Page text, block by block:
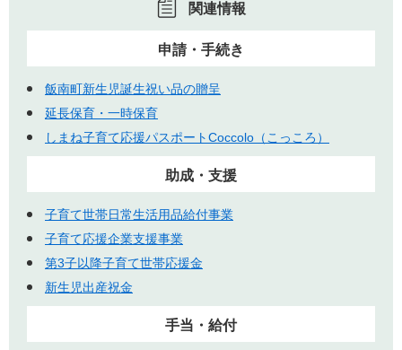
関連情報
申請・手続き
飯南町新生児誕生祝い品の贈呈
延長保育・一時保育
しまね子育て応援パスポートCoccolo（こっころ）
助成・支援
子育て世帯日常生活用品給付事業
子育て応援企業支援事業
第3子以降子育て世帯応援金
新生児出産祝金
手当・給付